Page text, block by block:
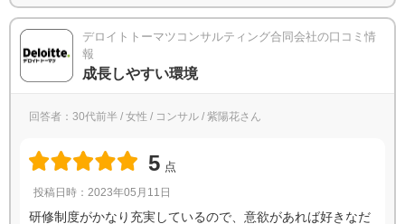
デロイトトーマツコンサルティング合同会社の口コミ情
報
成長しやすい環境
回答者：30代前半 / 女性 / コンサル / 紫陽花さん
5 点
投稿日時：2023年05月11日
研修制度がかなり充実しているので、意欲があれば好きなだ